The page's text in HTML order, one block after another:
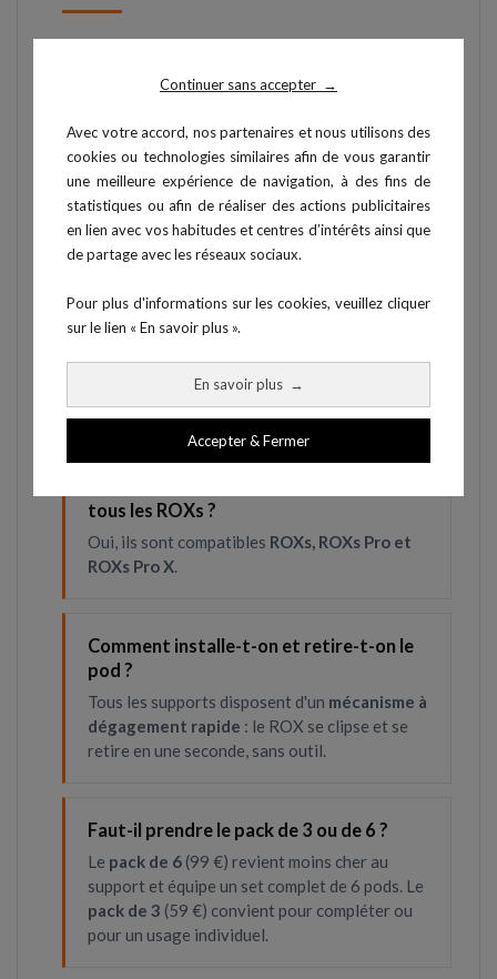
Continuer sans accepter →
Avec votre accord, nos partenaires et nous utilisons des
cookies ou technologies similaires afin de vous garantir
une meilleure expérience de navigation, à des fins de
statistiques ou afin de réaliser des actions publicitaires
en lien avec vos habitudes et centres d’intérêts ainsi que
de partage avec les réseaux sociaux.
Pour plus d'informations sur les cookies, veuillez cliquer
sur le lien « En savoir plus ».
En savoir plus →
Accepter & Fermer
Questions fréquentes
3 supports de fixation 3-en-1
: 3 pinces, 3
adaptateurs velcro, 3 supports ventouses et 3
systèmes de fixation pour tube. Les pods
ROXs ne sont pas inclus.
Quels sont les trois modes de fixation ?
Laventouse(miroirs, vitres, surfaces lisses),
levelcro(murs et tout support, fixation
tube(sur poteau, via des sangles
réglables). Chaque support combine les trois.
tous les ROXs ?
Oui, ils sont compatibles ROXs, ROXs Pro et
ROXs Pro X.
Comment installe-t-on et retire-t-on le
pod ?
Tous les supports disposent d'un mécanisme à
dégagement rapide : le ROX se clipse et se
retire en une seconde, sans outil.
Faut-il prendre le pack de 3 ou de 6 ?
Le pack de 6 (99 €) revient moins cher au
support et équipe un set complet de 6 pods. Le
pack de 3 (59 €) convient pour compléter ou
pour un usage individuel.